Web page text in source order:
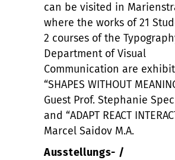
can be visited in
where the works of 21
2 courses of the
Department of Visual
Communication are
“SHAPES WITHOUT
Guest Prof. Stephanie
and “ADAPT REACT
Marcel Saidov M.A.
Ausstellungs- /